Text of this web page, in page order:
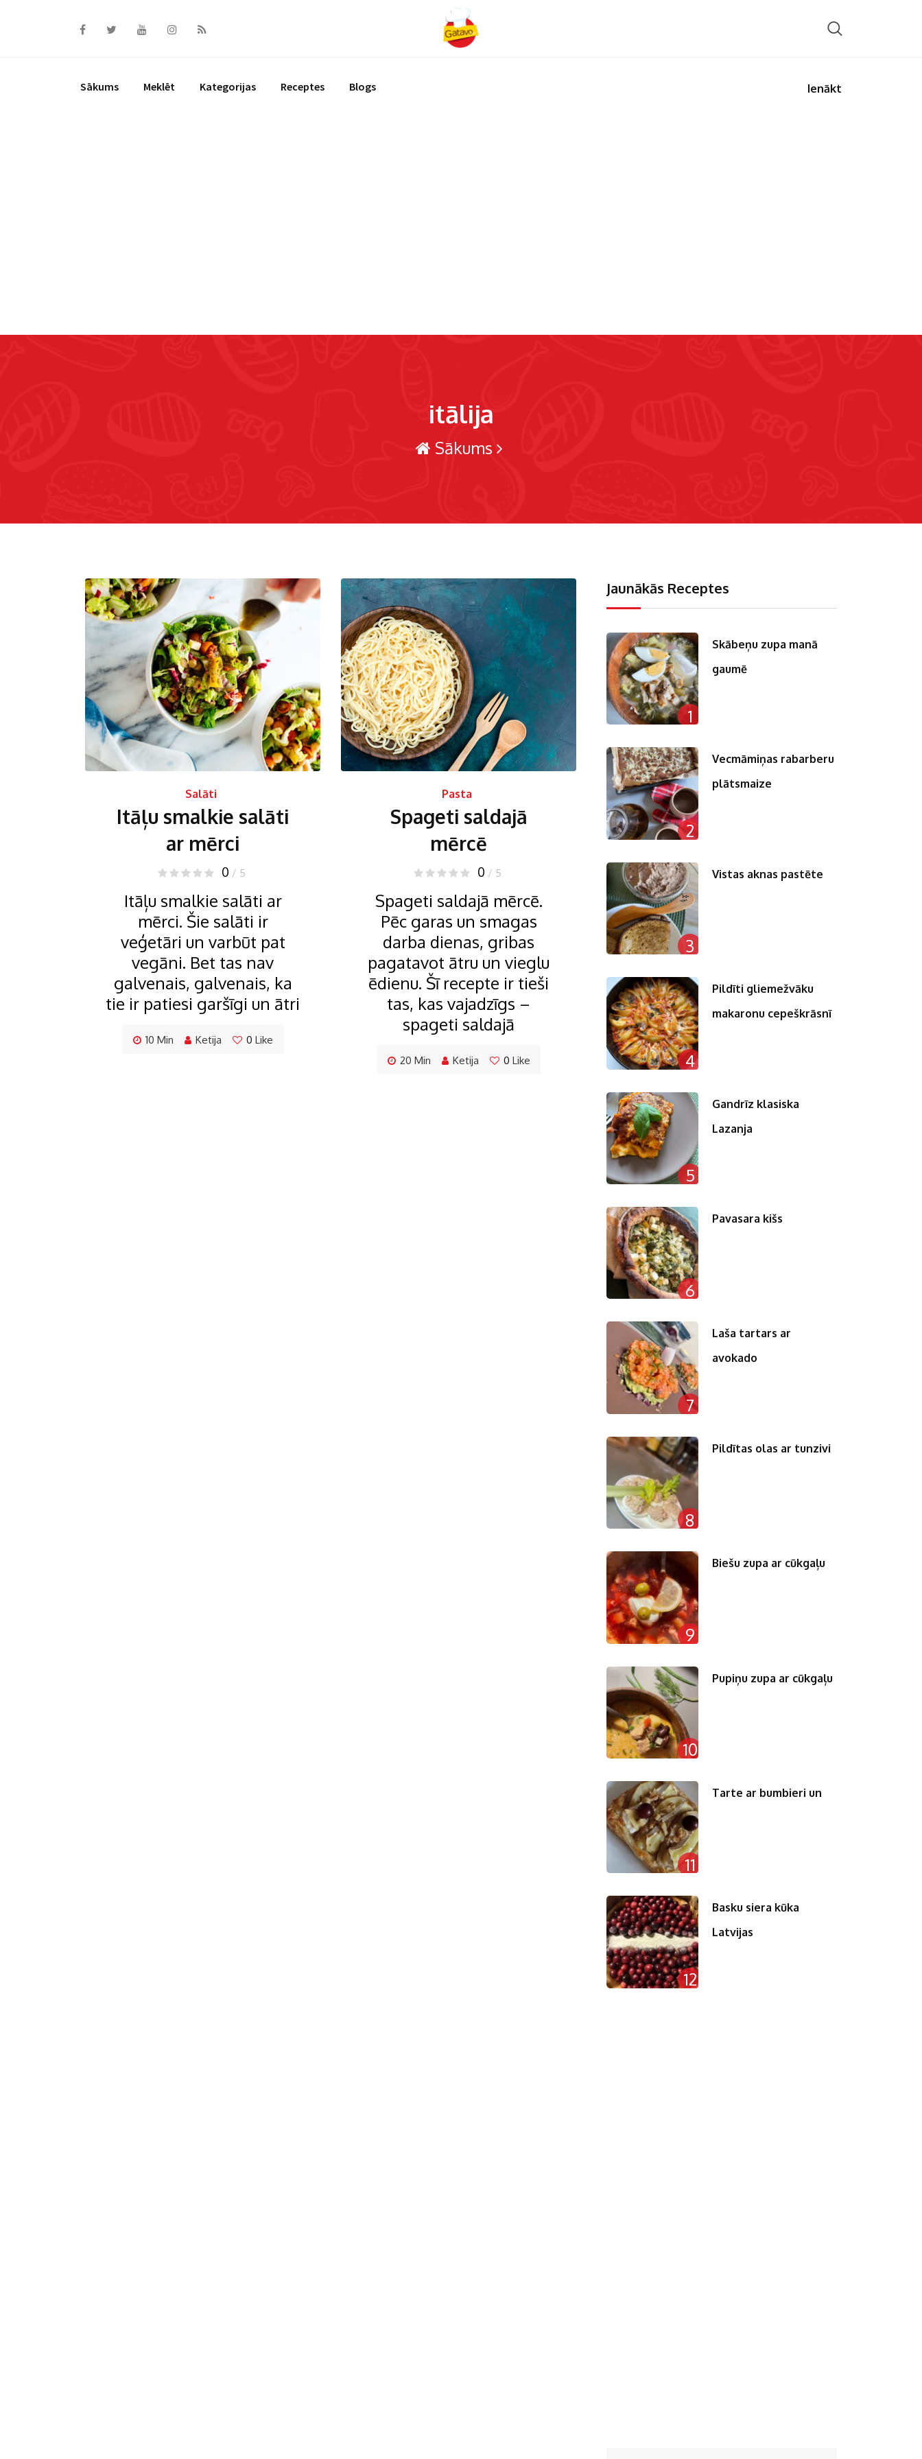
Sākums Meklēt Kategorijas Receptes Blogs Ienākt
itālija
Sākums
Salāti
Itāļu smalkie salāti
ar mērci
0 / 5
Itāļu smalkie salāti ar
mērci. Šie salāti ir
veģetāri un varbūt pat
vegāni. Bet tas nav
galvenais, galvenais, ka
tie ir patiesi garšīgi un ātri
10 Min Ketija 0 Like
Pasta
Spageti saldajā
mērcē
0 / 5
Spageti saldajā mērcē.
Pēc garas un smagas
darba dienas, gribas
pagatavot ātru un vieglu
ēdienu. Šī recepte ir tieši
tas, kas vajadzīgs –
spageti saldajā
20 Min Ketija 0 Like
Jaunākās Receptes
1
Skābeņu zupa manā
gaumē
2
Vecmāmiņas rabarberu
plātsmaize
3
Vistas aknas pastēte
4
Pildīti gliemežvāku
makaronu cepeškrāsnī
5
Gandrīz klasiska
Lazanja
6
Pavasara kišs
7
Laša tartars ar
avokado
8
Pildītas olas ar tunzivi
9
Biešu zupa ar cūkgaļu
10
Pupiņu zupa ar cūkgaļu
11
Tarte ar bumbieri un
12
Basku siera kūka
Latvijas